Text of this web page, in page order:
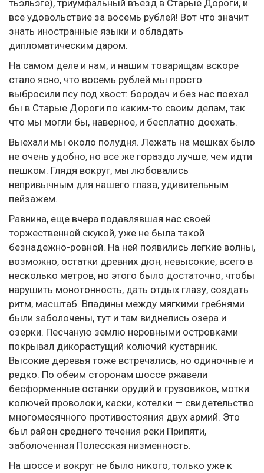
тьэльэге), триумфальный въезд в Старые Дороги, и
все удовольствие за восемь рублей! Вот что значит
знать иностранные языки и обладать
дипломатическим даром.
На самом деле и нам, и нашим товарищам вскоре
стало ясно, что восемь рублей мы просто
выбросили псу под хвост: бородач и без нас поехал
бы в Старые Дороги по каким-то своим делам, так
что мы могли бы, наверное, и бесплатно доехать.
Выехали мы около полудня. Лежать на мешках было
не очень удобно, но все же гораздо лучше, чем идти
пешком. Глядя вокруг, мы любовались
непривычным для нашего глаза, удивительным
пейзажем.
Равнина, еще вчера подавлявшая нас своей
торжественной скукой, уже не была такой
безнадежно-ровной. На ней появились легкие волны,
возможно, остатки древних дюн, невысокие, всего в
несколько метров, но этого было достаточно, чтобы
нарушить монотонность, дать отдых глазу, создать
ритм, масштаб. Впадины между мягкими гребнями
были заболочены, тут и там виднелись озера и
озерки. Песчаную землю неровными островками
покрывал дикорастущий колючий кустарник.
Высокие деревья тоже встречались, но одиночные и
редко. По обеим сторонам шоссе ржавели
бесформенные останки орудий и грузовиков, мотки
колючей проволоки, каски, котелки — свидетельство
многомесячного противостояния двух армий. Это
был район среднего течения реки Припяти,
заболоченная Полесская низменность.
На шоссе и вокруг не было никого, только уже к